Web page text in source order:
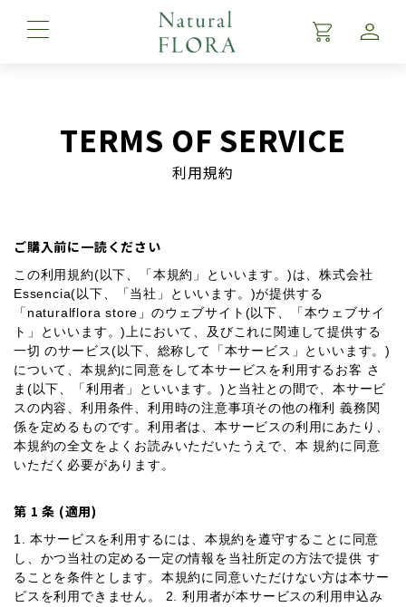
Top
Brand Story
News
Column
FAQ
Contact
公式LINE
TERMS OF SERVICE
利用規約
ご購入前に一読ください
この利用規約(以下、「本規約」といいます。)は、株式会社
Essencia(以下、「当社」といいます。)が提供する
「naturalflora store」のウェブサイト(以下、「本ウェブサイ
ト」といいます。)上において、及びこれに関連して提供する
一切 のサービス(以下、総称して「本サービス」といいます。)
について、本規約に同意をして本サービスを利用するお客 さ
ま(以下、「利用者」といいます。)と当社との間で、本サービ
スの内容、利用条件、利用時の注意事項その他の権利 義務関
係を定めるものです。利用者は、本サービスの利用にあたり、
本規約の全文をよくお読みいただいたうえで、本 規約に同意
いただく必要があります。
第 1 条 (適用)
1. 本サービスを利用するには、本規約を遵守することに同意
し、かつ当社の定める一定の情報を当社所定の方法で提供 す
ることを条件とします。本規約に同意いただけない方は本サー
ビスを利用できません。 2. 利用者が本サービスの利用申込み